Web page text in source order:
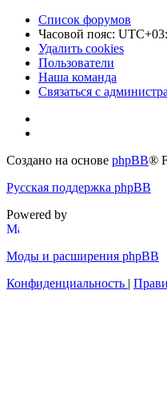
Список форумов
Часовой пояс:
Удалить cookies
Пользователи
Наша команда
Связаться с
Создано на основе phpBB®
Русская поддержка phpBB
Powered by
Моды и расширения phpBB
Конфиденциальность |